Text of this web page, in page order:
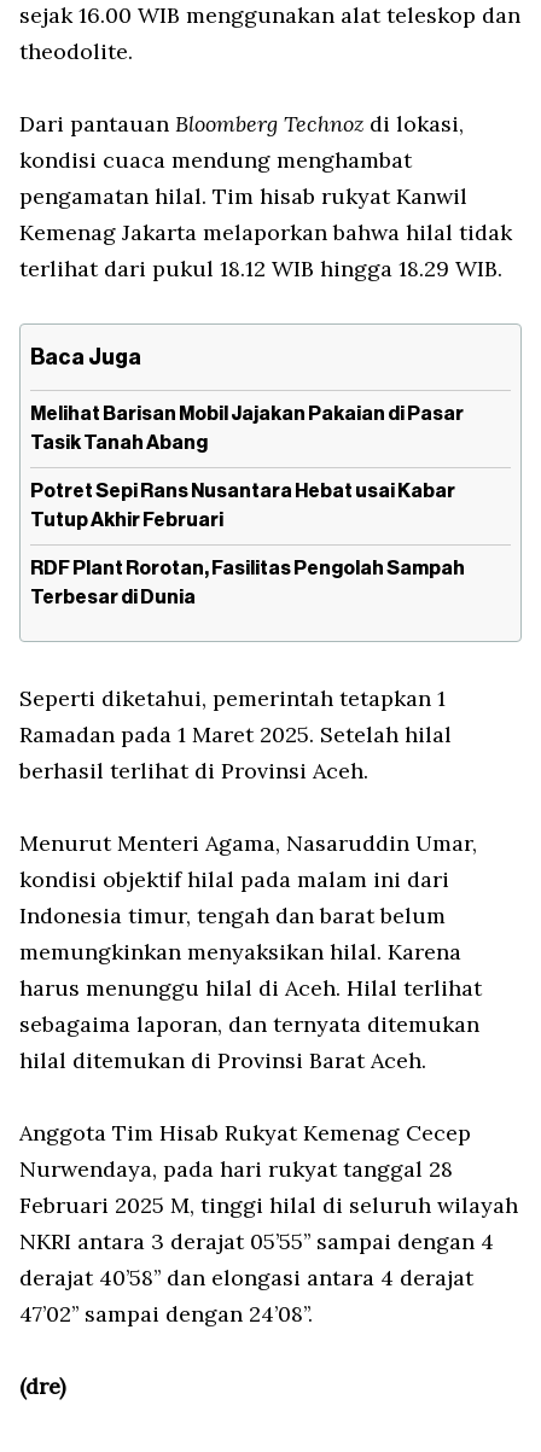
sejak 16.00 WIB menggunakan alat teleskop dan
theodolite.
Dari pantauan Bloomberg Technoz di lokasi,
kondisi cuaca mendung menghambat
pengamatan hilal. Tim hisab rukyat Kanwil
Kemenag Jakarta melaporkan bahwa hilal tidak
terlihat dari pukul 18.12 WIB hingga 18.29 WIB.
Baca Juga
Melihat Barisan Mobil Jajakan Pakaian di Pasar
Tasik Tanah Abang
Potret Sepi Rans Nusantara Hebat usai Kabar
Tutup Akhir Februari
RDF Plant Rorotan, Fasilitas Pengolah Sampah
Terbesar di Dunia
Seperti diketahui, pemerintah tetapkan 1
Ramadan pada 1 Maret 2025. Setelah hilal
berhasil terlihat di Provinsi Aceh.
Menurut Menteri Agama, Nasaruddin Umar,
kondisi objektif hilal pada malam ini dari
Indonesia timur, tengah dan barat belum
memungkinkan menyaksikan hilal. Karena
harus menunggu hilal di Aceh. Hilal terlihat
sebagaima laporan, dan ternyata ditemukan
hilal ditemukan di Provinsi Barat Aceh.
Anggota Tim Hisab Rukyat Kemenag Cecep
Nurwendaya, pada hari rukyat tanggal 28
Februari 2025 M, tinggi hilal di seluruh wilayah
NKRI antara 3 derajat 05’55’’ sampai dengan 4
derajat 40’58’’ dan elongasi antara 4 derajat
47’02’’ sampai dengan 24’08’’.
(dre)